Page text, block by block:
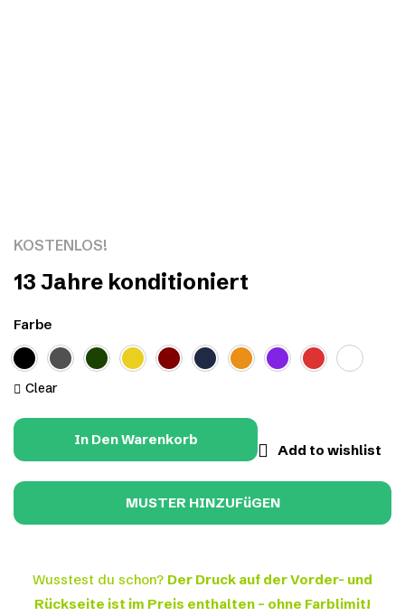
KOSTENLOS!
13 Jahre konditioniert
Farbe
Clear
In Den Warenkorb
Add to wishlist
Wusstest du schon? Der Druck auf der Vorder- und
Rückseite ist im Preis enthalten – ohne Farblimit!